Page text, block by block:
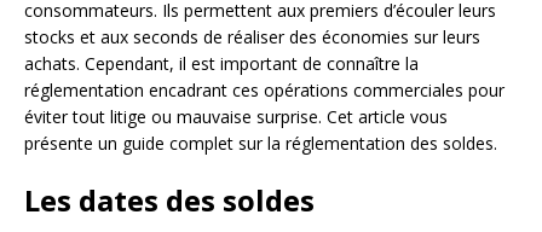
consommateurs. Ils permettent aux premiers d’écouler leurs
stocks et aux seconds de réaliser des économies sur leurs
achats. Cependant, il est important de connaître la
réglementation encadrant ces opérations commerciales pour
éviter tout litige ou mauvaise surprise. Cet article vous
présente un guide complet sur la réglementation des soldes.
Les dates des soldes